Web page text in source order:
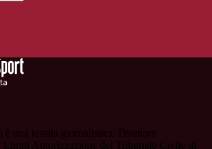
una testata giornalistica. Direttore
Limiti Autorizzazione del Tribunale Civile di